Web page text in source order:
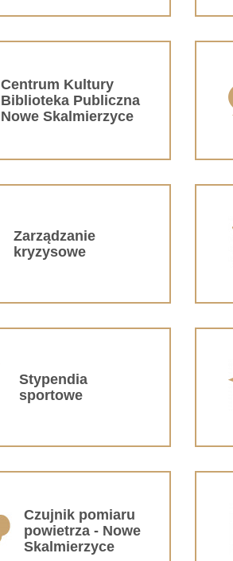
Centrum Kultury
Biblioteka Publiczna
Nowe Skalmierzyce
Zarządzanie
kryzysowe
Stypendia
sportowe
Czujnik pomiaru
powietrza - Nowe
Skalmierzyce